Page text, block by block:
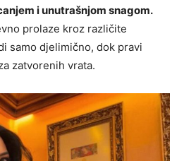
i unutrašnjom snagom.
prolaze kroz različite
samo djelimično, dok pravi
zatvorenih vrata.